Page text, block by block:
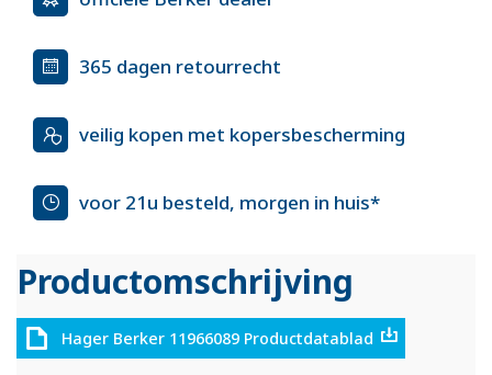
365 dagen retourrecht
veilig kopen met kopersbescherming
voor 21u besteld, morgen in huis*
Productomschrijving
Hager Berker 11966089 Productdatablad